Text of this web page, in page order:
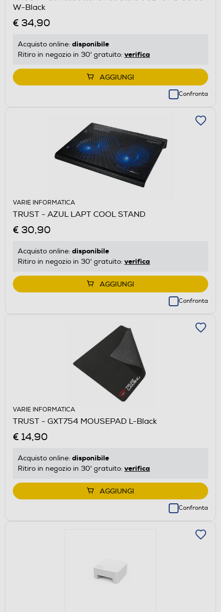
W-Black
€ 34,90
Acquisto online: disponibile
Ritiro in negozio in 30' gratuito: verifica
AGGIUNGI
Confronta
VARIE INFORMATICA
TRUST - AZUL LAPT COOL STAND
€ 30,90
Acquisto online: disponibile
Ritiro in negozio in 30' gratuito: verifica
AGGIUNGI
Confronta
VARIE INFORMATICA
TRUST - GXT754 MOUSEPAD L-Black
€ 14,90
Acquisto online: disponibile
Ritiro in negozio in 30' gratuito: verifica
AGGIUNGI
Confronta